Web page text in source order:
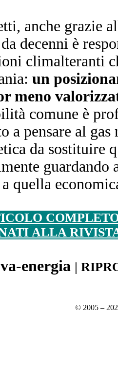
anche grazie
da decenni è
climalteranti
un
meno
comune è
a pensare al gas
da sostituire
guardando
a quella
ALLA
energia |
© 2005 –